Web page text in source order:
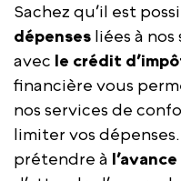
Sachez qu’il est
dépenses liées à
avec le crédit
financière vous
nos services de
limiter vos
prétendre à